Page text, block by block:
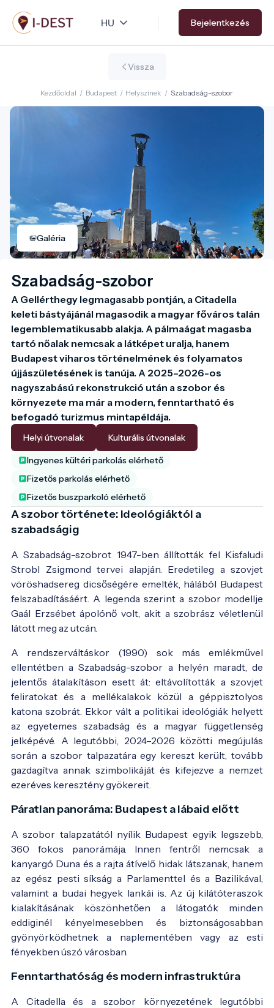
Ugrás
a
tartalomra
Bejelentkezés
Vissza
Kezdőoldal / Budapest / Helyszínek / Szabadság-szobor
Galéria
Szabadság-szobor
A Gellérthegy legmagasabb pontján, a Citadella
keleti bástyájánál magasodik a magyar főváros talán
legemblematikusabb alakja. A pálmaágat magasba
tartó nőalak nemcsak a látképet uralja, hanem
Budapest viharos történelmének és folyamatos
újjászületésének is tanúja. A 2025–2026-os
nagyszabású rekonstrukció után a szobor és
környezete ma már a modern, fenntartható és
befogadó turizmus mintapéldája.
Helyi útvonalak Kulturális útvonalak
Ingyenes kültéri parkolás elérhető
Fizetős parkolás elérhető
Fizetős buszparkoló elérhető
A szobor története: Ideológiáktól a
szabadságig
A Szabadság-szobrot 1947-ben állították fel Kisfaludi
Strobl Zsigmond tervei alapján. Eredetileg a szovjet
vöröshadsereg dicsőségére emelték, hálából Budapest
felszabadításáért. A legenda szerint a szobor modellje
Gaál Erzsébet ápolónő volt, akit a szobrász véletlenül
látott meg az utcán.
A rendszerváltáskor (1990) sok más emlékművel
ellentétben a Szabadság-szobor a helyén maradt, de
jelentős átalakításon esett át: eltávolították a szovjet
feliratokat és a mellékalakok közül a géppisztolyos
katona szobrát. Ekkor vált a politikai ideológiák helyett
az egyetemes szabadság és a magyar függetlenség
jelképévé. A legutóbbi, 2024–2026 közötti megújulás
során a szobor talpazatára egy kereszt került, tovább
gazdagítva annak szimbolikáját és kifejezve a nemzet
ezeréves keresztény gyökereit.
Páratlan panoráma: Budapest a lábaid előtt
A szobor talapzatától nyílik Budapest egyik legszebb,
360 fokos panorámája. Innen fentről nemcsak a
kanyargó Duna és a rajta átívelő hidak látszanak, hanem
az egész pesti síkság a Parlamenttel és a Bazilikával,
valamint a budai hegyek lankái is. Az új kilátóteraszok
kialakításának köszönhetően a látogatók minden
eddiginél kényelmesebben és biztonságosabban
gyönyörködhetnek a naplementében vagy az esti
fényekben úszó városban.
Fenntarthatóság és modern infrastruktúra
A Citadella és a szobor környezetének legutóbbi